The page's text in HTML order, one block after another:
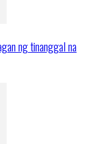
ng tinanggal na